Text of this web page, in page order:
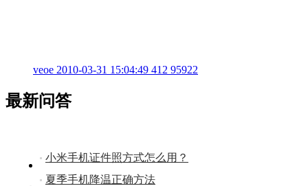
veoe 2010-03-31 15:04:49 412 95922
最新问答
小米手机证件照方式怎么用？
夏季手机降温正确方法